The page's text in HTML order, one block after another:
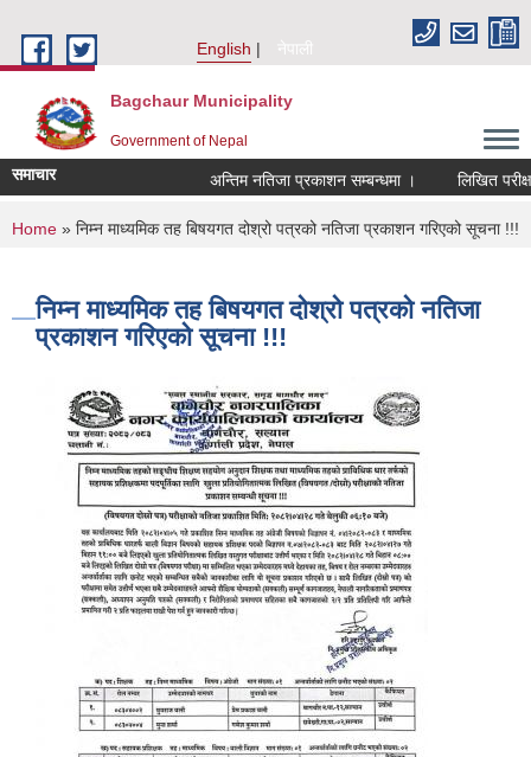
English
नेपाली
Bagchaur Municipality
Government of Nepal
समाचार अन्तिम नतिजा प्रकाशन सम्बन्धमा । लिखित
You are here
Home » निम्न माध्यमिक तह बिषयगत दोश्रो पत्रको नतिजा प्रकाशन गरिएको सूचना !!!
निम्न माध्यमिक तह बिषयगत दोश्रो पत्रको नतिजा
प्रकाशन गरिएको सूचना !!!